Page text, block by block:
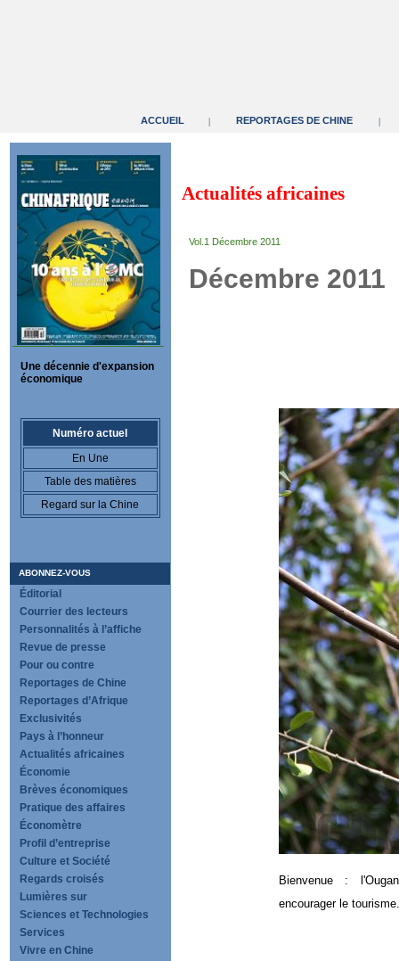
ACCUEIL | REPORTAGES DE CHINE |
Une décennie d'expansion
économique
Numéro actuel
En Une
Table des matières
Regard sur la Chine
ABONNEZ-VOUS
Éditorial
Courrier des lecteurs
Personnalités à l’affiche
Revue de presse
Pour ou contre
Reportages de Chine
Reportages d’Afrique
Exclusivités
Pays à l’honneur
Actualités africaines
Économie
Brèves économiques
Pratique des affaires
Économètre
Profil d’entreprise
Culture et Société
Regards croisés
Lumières sur
Sciences et Technologies
Services
Vivre en Chine
Actualités africaines
Vol.1 Décembre 2011
Décembre 2011
Bienvenue :
encourager le tourisme.